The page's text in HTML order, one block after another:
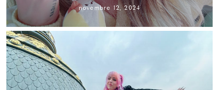
novembre 12, 2024